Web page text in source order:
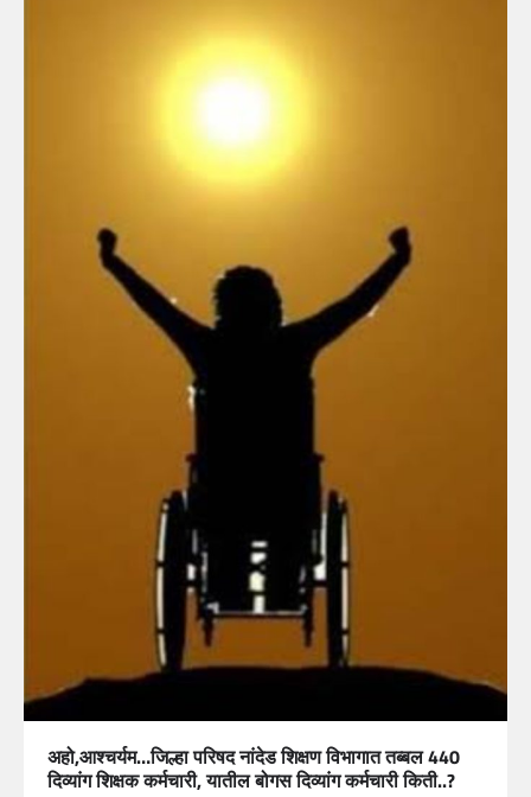
अहो,आश्चर्यम…जिल्हा परिषद नांदेड शिक्षण विभागात तब्बल 440
दिव्यांग शिक्षक कर्मचारी, यातील बोगस दिव्यांग कर्मचारी किती..?